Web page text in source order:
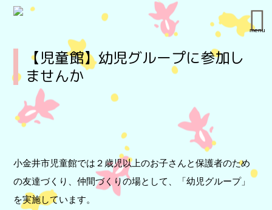
menu
【児童館】幼児グループに参加し
ませんか
小金井市児童館では２歳児以上のお子さんと保護者のため
の友達づくり、仲間づくりの場として、「幼児グループ」
を実施しています。